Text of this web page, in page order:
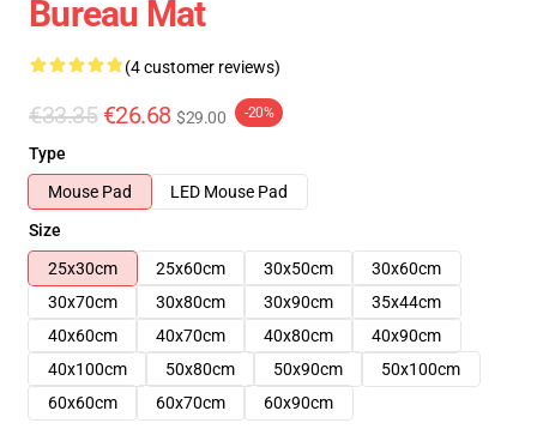
Bureau Mat
(4 customer reviews)
€33.35 €26.68 $29.00 -20%
Type
Mouse Pad
LED Mouse Pad
Size
25x30cm
25x60cm 30x50cm
30x60cm
30x70cm
30x80cm 30x90cm
35x44cm
40x60cm
40x70cm 40x80cm
40x90cm
40x100cm
50x80cm 50x90cm
50x100cm
60x60cm
60x70cm 60x90cm